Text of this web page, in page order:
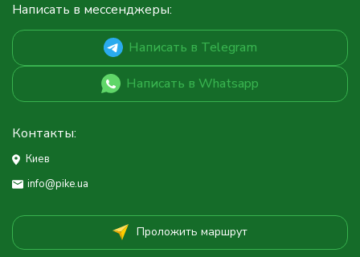
Написать в мессенджеры:
Написать в Telegram
Написать в Whatsapp
Контакты:
Киев
info@pike.ua
Проложить маршрут